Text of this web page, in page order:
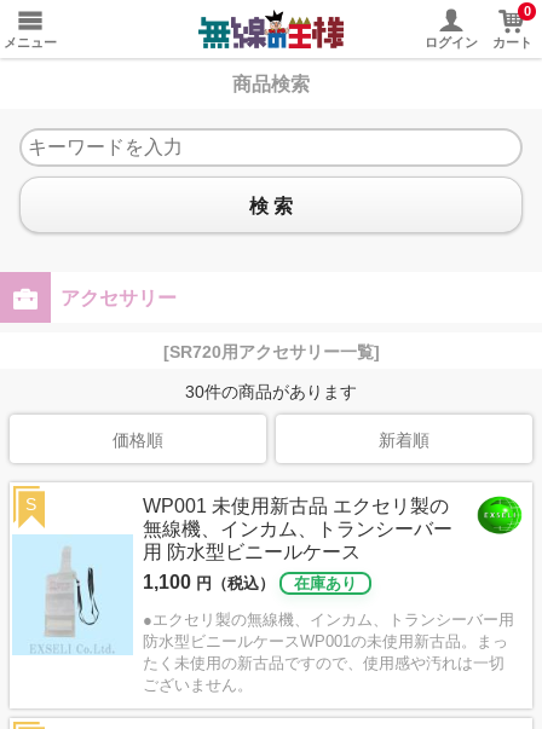
メニュー ログイン
0
カート
商品検索
検 索
アクセサリー
[SR720用アクセサリー一覧]
30件の商品があります
価格順 新着順
WP001 未使用新古品 エクセリ製の
無線機、インカム、トランシーバー
用 防水型ビニールケース
1,100 円（税込）
在庫あり
●エクセリ製の無線機、インカム、トランシーバー用
防水型ビニールケースWP001の未使用新古品。まっ
たく未使用の新古品ですので、使用感や汚れは一切
ございません。
S